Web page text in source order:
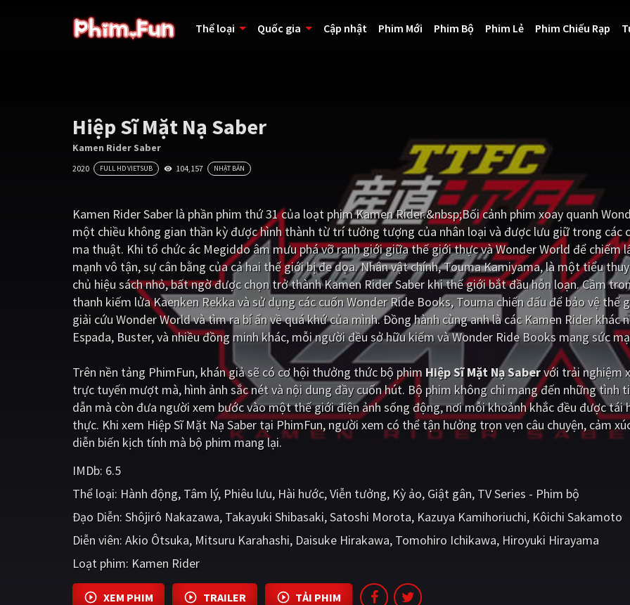
Thể loại Quốc gia Cập nhật Phim Mới Phim Bộ Phim Lẻ Phim Chiếu Rạp
Hiệp Sĩ Mặt Nạ Saber
Kamen Rider Saber
2020 FULL HD VIETSUB 104,157 NHẬT BẢN
Kamen Rider Saber là phần phim thứ 31 của loạt phim Kamen Rider.&nbsp;Bối cảnh phim xoay quanh
một chiều không gian thần kỳ được hình thành từ trí tưởng tượng của nhân loại và được lưu giữ trong các
ma thuật. Khi tổ chức ác Megiddo âm mưu phá vỡ ranh giới giữa thế giới thực và Wonder World để chiếm
mạnh vô tận, sự cân bằng của cả hai thế giới bị đe dọa. Nhân vật chính, Touma Kamiyama, là một tiểu
chủ hiệu sách nhỏ, bất ngờ được chọn trở thành Kamen Rider Saber khi thế giới bắt đầu hỗn loạn. Cầm
thanh kiếm lửa Kaenken Rekka và sử dụng các cuốn Wonder Ride Books, Touma chiến đấu để bảo vệ thế
giải cứu Wonder World và tìm ra bí ẩn về quá khứ của mình. Đồng hành cùng anh là các Kamen Rider khác
Espada, Buster, và nhiều đồng minh khác, mỗi người đều sở hữu kiếm và Wonder Ride Books mang sức
Trên nền tảng PhimFun, khán giả sẽ có cơ hội thưởng thức bộ phim Hiệp Sĩ Mặt Nạ Sabervới trải nghiệm
trực tuyến mượt mà, hình ảnh sắc nét và nội dung đầy cuốn hút. Bộ phim không chỉ mang đến những tình
dẫn mà còn đưa người xem bước vào một thế giới điện ảnh sống động, nơi mỗi khoảnh khắc đều được tái
thực. Khi xem Hiệp Sĩ Mặt Nạ Saber tại PhimFun, người xem có thể tận hưởng trọn vẹn câu chuyện, cảm
diễn biến kịch tính mà bộ phim mang lại.
IMDb: 6.5
Thể loại: Hành động Tâm lý Phiêu lưu Hài hước Viễn tưởng Kỳ ảo Giật gân TV Series - Phim bộ
Đạo Diễn: Shôjirô Nakazawa Takayuki Shibasaki Satoshi Morota Kazuya Kamihoriuchi Kôichi Sakamoto
Diễn viên: Akio Ôtsuka Mitsuru Karahashi Daisuke Hirakawa Tomohiro Ichikawa Hiroyuki Hirayama
Loạt phim: Kamen Rider
XEM PHIM TRAILER TẢI PHIM